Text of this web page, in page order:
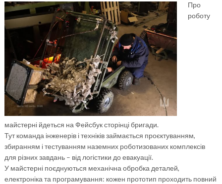
Про
роботу
майстерні йдеться на Фейсбук сторінці бригади.
Тут команда інженерів і техніків займається проєктуванням,
збиранням і тестуванням наземних роботизованих комплексів
для різних завдань – від логістики до евакуації.
У майстерні поєднуються механічна обробка деталей,
електроніка та програмування: кожен прототип проходить повний